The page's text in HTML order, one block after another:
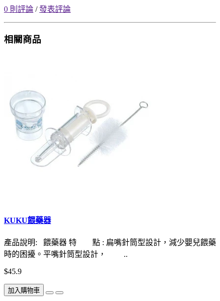
0 則評論 /發表評論
相關商品
KUKU餵藥器
產品說明: 餵藥器 特 點 : 扁嘴針筒型設計，減少嬰兒餵藥
時的困擾。平嘴針筒型設計， ..
$45.9
加入購物車